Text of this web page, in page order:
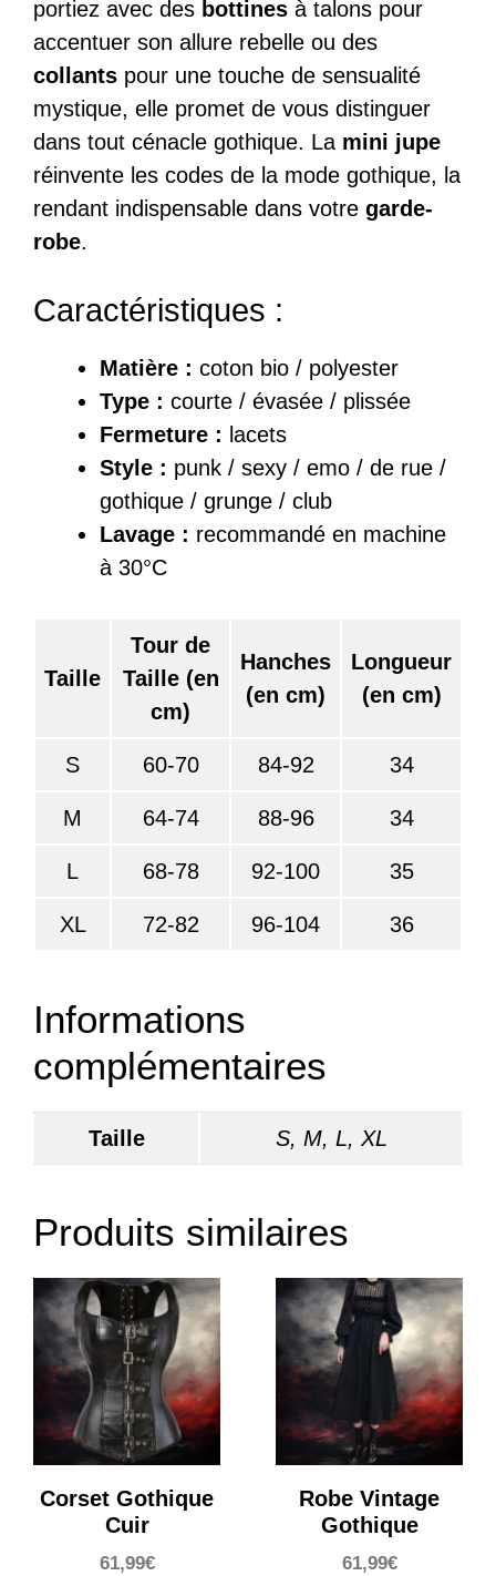
portiez avec des bottines à talons pour
accentuer son allure rebelle ou des
collants pour une touche de sensualité
mystique, elle promet de vous distinguer
dans tout cénacle gothique. La mini jupe
réinvente les codes de la mode gothique, la
rendant indispensable dans votre garde-
robe.
Caractéristiques :
Matière : coton bio / polyester
Type : courte / évasée / plissée
Fermeture : lacets
Style : punk / sexy / emo / de rue /
gothique / grunge / club
Lavage : recommandé en machine
à 30°C
Taille
Tour de
Taille (en
cm)
Hanches
(en cm)
Longueur
(en cm)
S 60-70 84-92 34
M 64-74 88-96 34
L 68-78 92-100 35
XL 72-82 96-104 36
Informations
complémentaires
Taille S, M, L, XL
Produits similaires
Corset Gothique
Cuir
61,99€
Robe Vintage
Gothique
61,99€